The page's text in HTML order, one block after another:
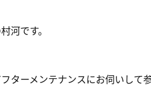
河です。
ターメンテナンスにお伺いして